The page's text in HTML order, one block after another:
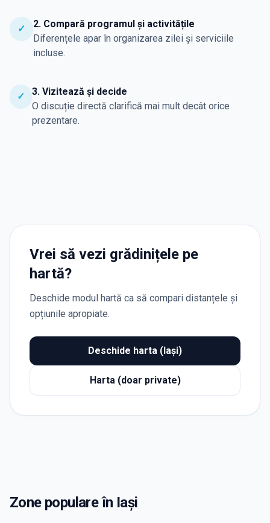
✓
2. Compară programul și activitățile
Diferențele apar în organizarea zilei și serviciile
incluse.
✓
3. Vizitează și decide
O discuție directă clarifică mai mult decât orice
prezentare.
Vrei să vezi grădinițele pe
hartă?
Deschide modul hartă ca să compari distanțele și
opțiunile apropiate.
Deschide harta (Iași)
Harta (doar private)
Zone populare în Iași